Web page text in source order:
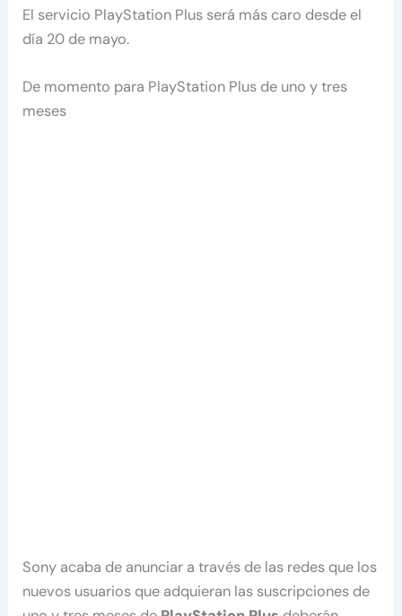
El servicio PlayStation Plus será más caro desde el
día 20 de mayo.
De momento para PlayStation Plus de uno y tres
meses
Sony acaba de anunciar a través de las redes que los
nuevos usuarios que adquieran las suscripciones de